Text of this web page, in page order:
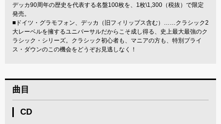
デッカ90周年の歴史を代表する名盤100枚を、1枚\1,300（税抜）で限定
発売。
■ドイツ・グラモフォン、デッカ（旧フィリップス含む）……クラシック2
大レーベルを擁するユニバーサルだからこそ成し得る、史上最大最強のク
ラシック・シリーズ。クラシック初心者も、マニアの方も、特別プライ
ス・ダウンのこの機会をどうぞお見逃しなく！
曲目
CD